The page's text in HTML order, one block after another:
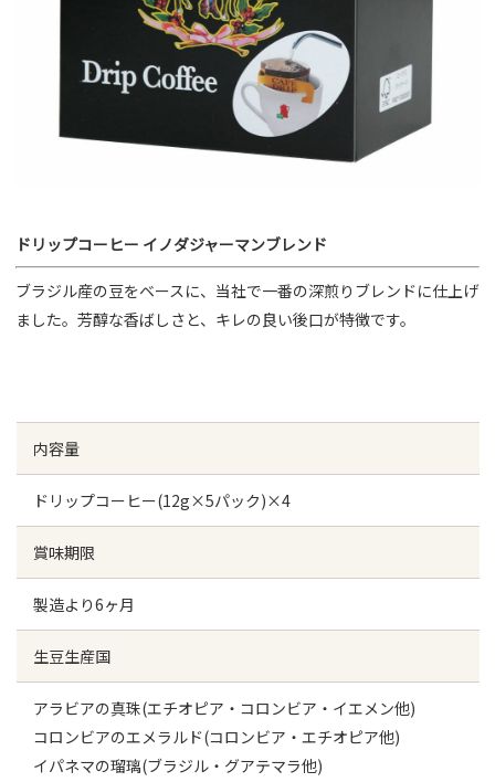
ドリップコーヒー イノダジャーマンブレンド
ブラジル産の豆をベースに、当社で一番の深煎りブレンドに仕上げ
ました。芳醇な香ばしさと、キレの良い後口が特徴です。
内容量
ドリップコーヒー(12g×5パック)×4
賞味期限
製造より6ヶ月
生豆生産国
アラビアの真珠(エチオピア・コロンビア・イエメン他)
コロンビアのエメラルド(コロンビア・エチオピア他)
イパネマの瑠璃(ブラジル・グアテマラ他)